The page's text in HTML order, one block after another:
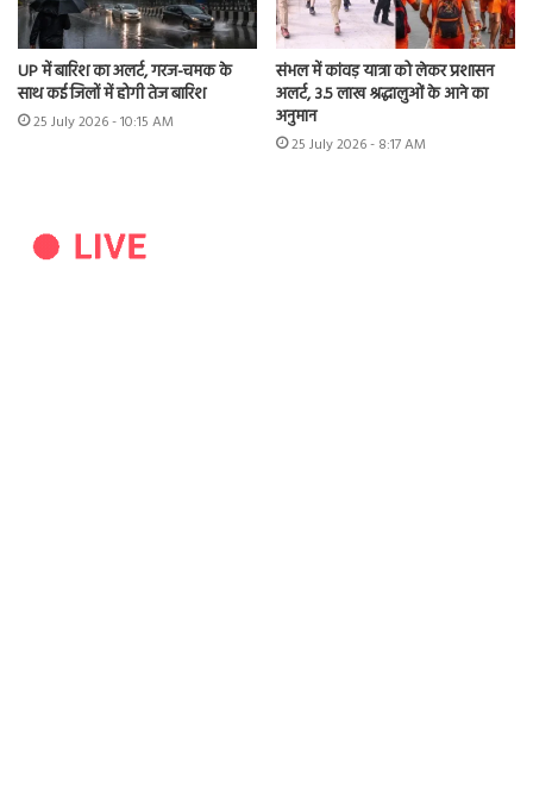
UP में बारिश का अलर्ट, गरज-चमक के
साथ कई जिलों में होगी तेज बारिश
25 July 2026 - 10:15 AM
संभल में कांवड़ यात्रा को लेकर प्रशासन
अलर्ट, 3.5 लाख श्रद्धालुओं के आने का
अनुमान
25 July 2026 - 8:17 AM